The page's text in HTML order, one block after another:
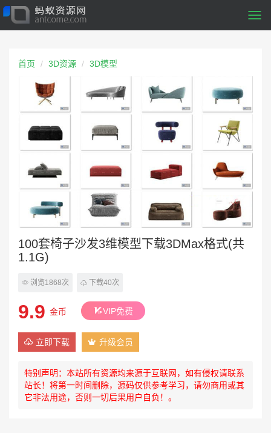
首页 3D资源 3D模型
100套椅子沙发3维模型下载3DMax格式(共
1.1G)
浏览1868次 下载40次
9.9 金币 VIP免费
立即下载 升级会员
特别声明：本站所有资源均来源于互联网，如有侵权请联系
站长！将第一时间删除，源码仅供参考学习，请勿商用或其
它非法用途，否则一切后果用户自负！。